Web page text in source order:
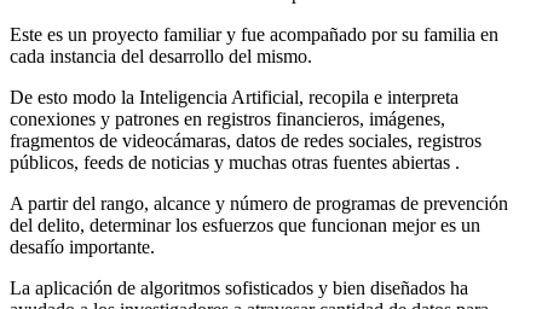
Este es un proyecto familiar y fue acompañado por su familia en
cada instancia del desarrollo del mismo.
De esto modo la Inteligencia Artificial, recopila e interpreta
conexiones y patrones en registros financieros, imágenes,
fragmentos de videocámaras, datos de redes sociales, registros
públicos, feeds de noticias y muchas otras fuentes abiertas .
A partir del rango, alcance y número de programas de prevención
del delito, determinar los esfuerzos que funcionan mejor es un
desafío importante.
La aplicación de algoritmos sofisticados y bien diseñados ha